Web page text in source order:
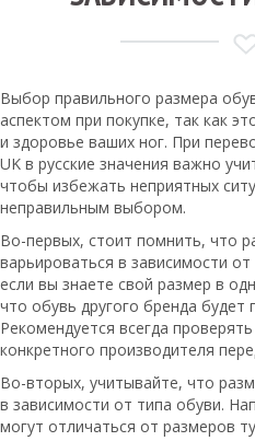
Выбор правильного размера
аспектом при покупке, так как
и здоровье ваших ног. При
UK в русские значения важно
чтобы избежать неприятных
неправильным выбором.
Во-первых, стоит помнить, что
варьироваться в зависимости
если вы знаете свой размер в
что обувь другого бренда
Рекомендуется всегда
конкретного производителя
Во-вторых, учитывайте, что
в зависимости от типа обуви.
могут отличаться от размеров